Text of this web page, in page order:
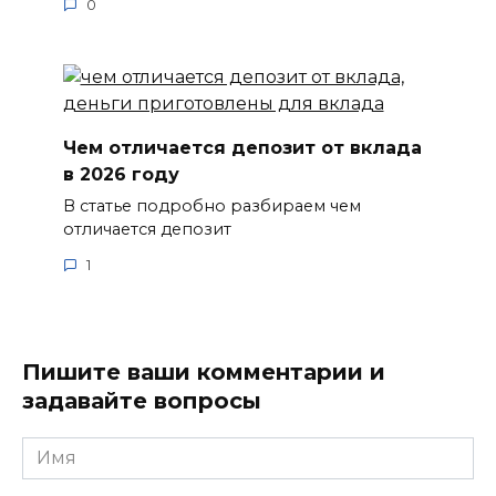
0
Чем отличается депозит от вклада
в 2026 году
В статье подробно разбираем чем
отличается депозит
1
Пишите ваши комментарии и
задавайте вопросы
Имя
*